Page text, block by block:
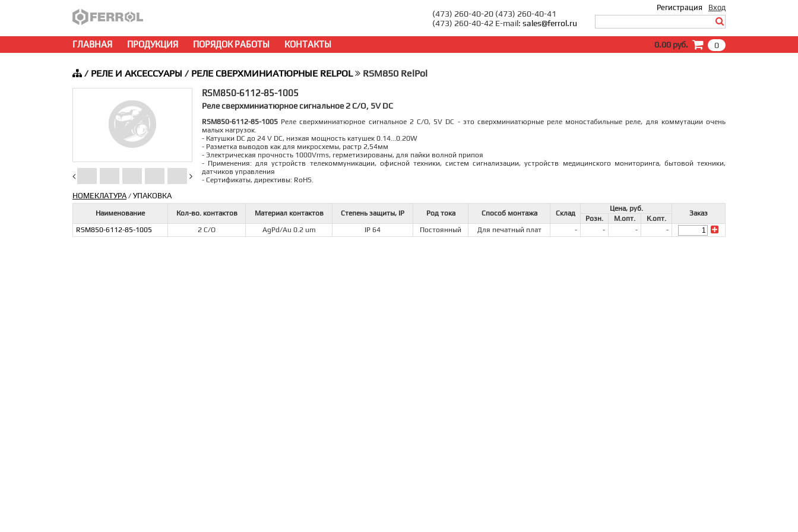
Вход
Регистрация
(473) 260-40-20 (473) 260-40-41
(473) 260-40-42 E-mail: sales@ferrol.ru
ГЛАВНАЯ ПРОДУКЦИЯ ПОРЯДОК РАБОТЫ КОНТАКТЫ 0
0.00 руб.
/ РЕЛЕ И АКСЕССУАРЫ / РЕЛЕ СВЕРХМИНИАТЮРНЫЕ RELPOL RSM850 RelPol
RSM850-6112-85-1005
Реле сверхминиатюрное сигнальное 2 C/O, 5V DC
RSM850-6112-85-1005 Реле сверхминиатюрное сигнальное 2 C/O, 5V DC - это сверхминиатюрные реле моностабильные реле, для коммутации очень
малых нагрузок.
- Катушки DC до 24 V DC, низкая мощность катушек 0.14...0.20W
- Разметка выводов как для микросхемы, растр 2,54мм
- Электрическая прочность 1000Vrms, герметизированы, для пайки волной припоя
- Применения: для устройств телекоммуникации, офисной техники, систем сигнализации, устройств медицинского мониторинга, бытовой техники,
датчиков управления
- Сертификаты, директивы: RoHS.
НОМЕКЛАТУРА/ УПАКОВКА
Наименование Кол-во. контактов Материал контактов Степень защиты, IP Род тока Способ монтажа Склад
Цена, руб.
Заказ
Розн. М.опт.
К.опт.
RSM850-6112-85-1005
2 С/О AgPd/Au 0.2 um IP 64 Постоянный Для печатный плат - - - -